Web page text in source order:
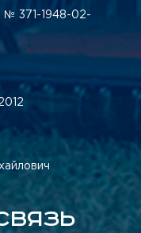
№ 371-1948-02-